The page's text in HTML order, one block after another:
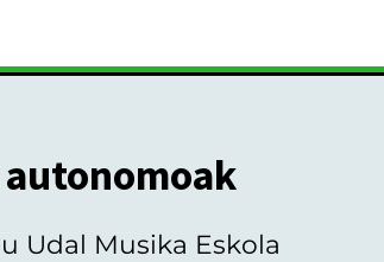
Udal Musika Eskola